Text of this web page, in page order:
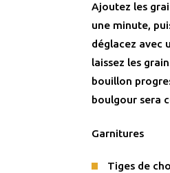
Ajoutez les
une minute,
déglacez avec
laissez les
bouillon
boulgour sera
Garnitures
Tiges de